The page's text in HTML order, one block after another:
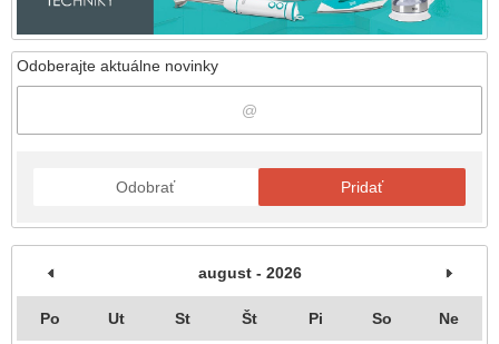
Odoberajte aktuálne novinky
Odobrať Pridať
august - 2026
Po Ut St Št Pi So Ne